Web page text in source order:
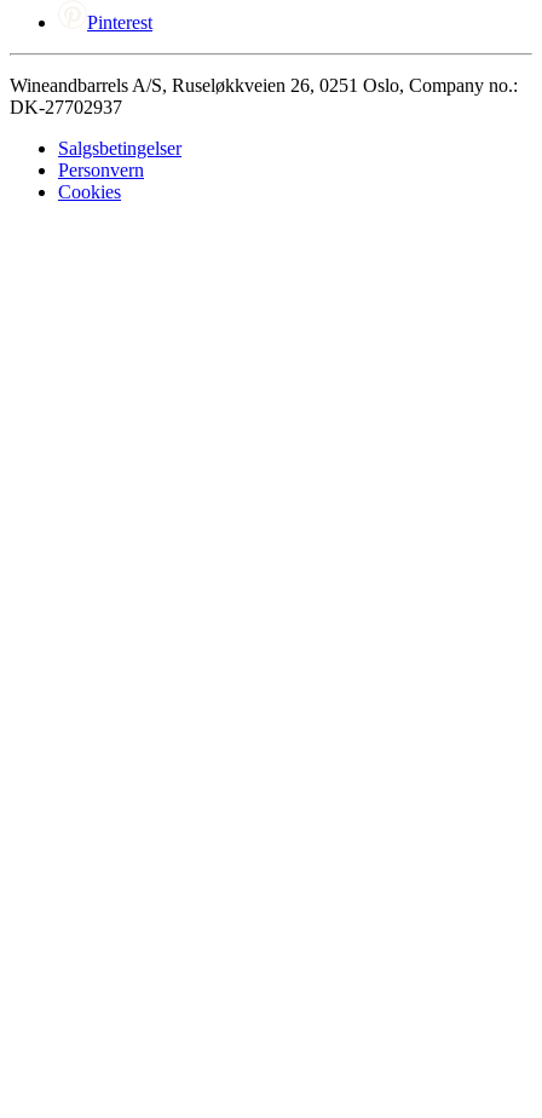
Pinterest
Wineandbarrels A/S, Ruseløkkveien 26, 0251 Oslo, Company no.:
DK-27702937
Salgsbetingelser
Personvern
Cookies